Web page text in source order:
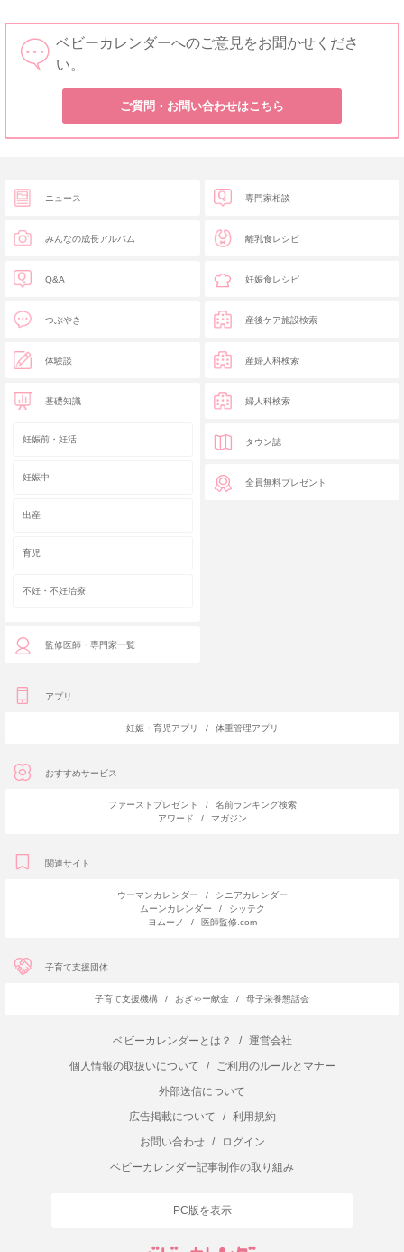
ベビーカレンダーへのご意見をお聞かせくださ
い。
ご質問・お問い合わせはこちら
ニュース
みんなの成長アルバム
Q&A
つぶやき
体験談
基礎知識
妊娠前・妊活
妊娠中
出産
育児
不妊・不妊治療
監修医師・専門家一覧
専門家相談
離乳食レシピ
妊娠食レシピ
産後ケア施設検索
産婦人科検索
婦人科検索
タウン誌
全員無料プレゼント
アプリ
妊娠・育児アプリ / 体重管理アプリ
おすすめサービス
ファーストプレゼント /
名前ランキング検索
アワード
/ マガジン
関連サイト
ウーマンカレンダー /
シニアカレンダー
ムーンカレンダー
/
シッテク
ヨムーノ
/ 医師監修.com
子育て支援団体
子育て支援機構 / おぎゃー献金 / 母子栄養懇話会
ベビーカレンダーとは？ /
運営会社
個人情報の取扱いについて
/
ご利用のルールとマナー
外部送信について
広告掲載について
/
利用規約
お問い合わせ
/
ログイン
ベビーカレンダー記事制作の取り組み
PC版を表示